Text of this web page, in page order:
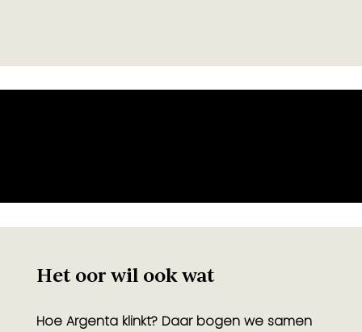
Het oor wil ook wat
Hoe Argenta klinkt? Daar bogen we samen